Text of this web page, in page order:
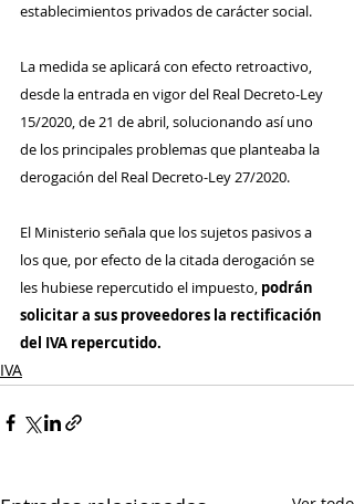
establecimientos privados de carácter social.
La medida se aplicará con efecto retroactivo,
desde la entrada en vigor del Real Decreto-Ley
15/2020, de 21 de abril, solucionando así uno
de los principales problemas que planteaba la
derogación del Real Decreto-Ley 27/2020.
El Ministerio señala que los sujetos pasivos a
los que, por efecto de la citada derogación se
les hubiese repercutido el impuesto, podrán
solicitar a sus proveedores la rectificación
del IVA repercutido.
IVA